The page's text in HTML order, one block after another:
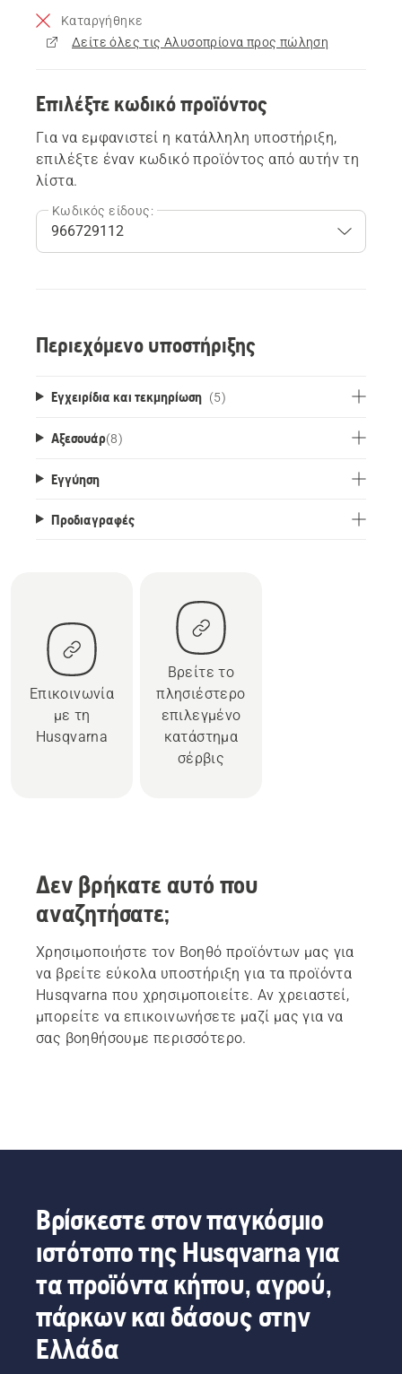
Καταργήθηκε
Δείτε όλες τις Αλυσοπρίονα προς πώληση
Επιλέξτε κωδικό προϊόντος
Για να εμφανιστεί η κατάλληλη υποστήριξη,
επιλέξτε έναν κωδικό προϊόντος από αυτήν τη
λίστα.
Κωδικός είδους:
Περιεχόμενο υποστήριξης
Εγχειρίδια και τεκμηρίωση (5)
Αξεσουάρ(8)
Εγγύηση
Προδιαγραφές
Επικοινωνία
με τη
Husqvarna
Βρείτε το
πλησιέστερο
επιλεγμένο
κατάστημα
σέρβις
Δεν βρήκατε αυτό που
αναζητήσατε;
Χρησιμοποιήστε τον Βοηθό προϊόντων μας για
να βρείτε εύκολα υποστήριξη για τα προϊόντα
Husqvarna που χρησιμοποιείτε. Αν χρειαστεί,
μπορείτε να επικοινωνήσετε μαζί μας για να
σας βοηθήσουμε περισσότερο.
Βρίσκεστε στον παγκόσμιο
ιστότοπο της Husqvarna για
τα προϊόντα κήπου, αγρού,
πάρκων και δάσους στην
Ελλάδα